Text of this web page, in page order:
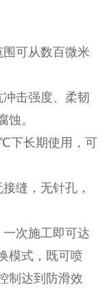
可从数百微米
击强度、柔韧
蚀。
下长期使用，可
缝，无针孔，
次施工即可达
模式，既可喷
制达到防滑效